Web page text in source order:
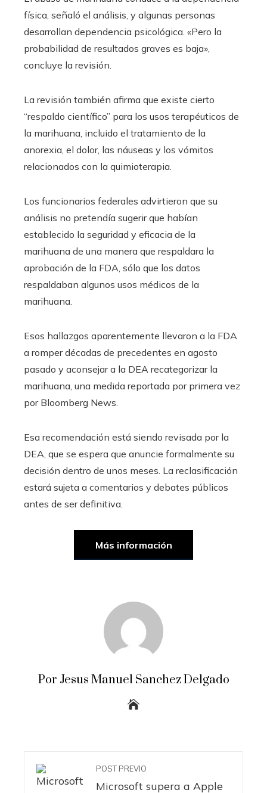
física, señaló el análisis, y algunas personas
desarrollan dependencia psicológica. «Pero la
probabilidad de resultados graves es baja»,
concluye la revisión.
La revisión también afirma que existe cierto
“respaldo científico” para los usos terapéuticos de
la marihuana, incluido el tratamiento de la
anorexia, el dolor, las náuseas y los vómitos
relacionados con la quimioterapia.
Los funcionarios federales advirtieron que su
análisis no pretendía sugerir que habían
establecido la seguridad y eficacia de la
marihuana de una manera que respaldara la
aprobación de la FDA, sólo que los datos
respaldaban algunos usos médicos de la
marihuana.
Esos hallazgos aparentemente llevaron a la FDA
a romper décadas de precedentes en agosto
pasado y aconsejar a la DEA recategorizar la
marihuana, una medida reportada por primera vez
por Bloomberg News.
Esa recomendación está siendo revisada por la
DEA, que se espera que anuncie formalmente su
decisión dentro de unos meses. La reclasificación
estará sujeta a comentarios y debates públicos
antes de ser definitiva.
Más información
Por Jesus Manuel Sanchez Delgado
POST PREVIO
Microsoft supera a Apple